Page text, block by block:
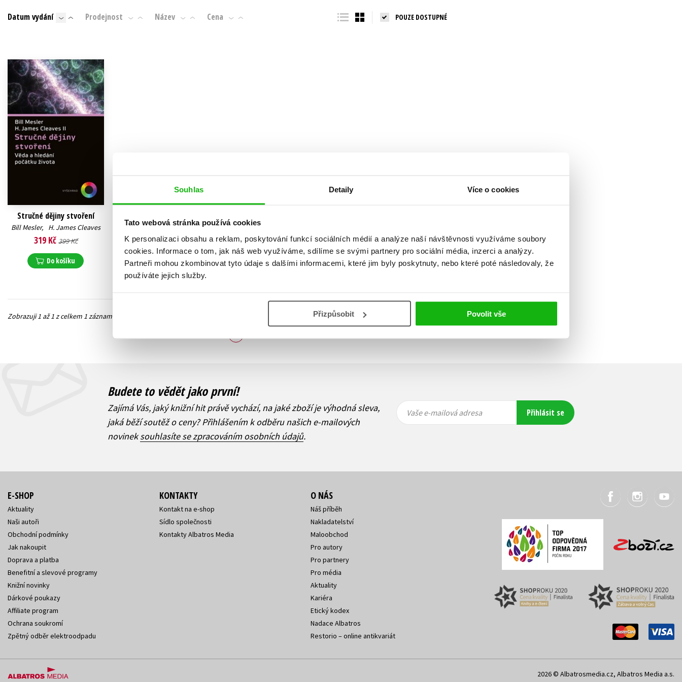
Souhlas Detaily Více o cookies
Tato webová stránka používá cookies
K personalizaci obsahu a reklam, poskytování funkcí sociálních médií a analýze naší návštěvnosti využíváme soubory
cookies. Informace o tom, jak náš web využíváme, sdílíme se svými partnery pro sociální média, inzerci a analýzy.
Partneři mohou zkombinovat tyto údaje s dalšími informacemi, které jim byly poskytnuty, nebo které poté následovaly, že
používáte jejich služby.
Přizpůsobit Povolit vše
Beletrie pro děti
Byznys a ekonomie
Jazyky
Populárně - naučné pro děti
Young adult (SK)
Datum vydání Prodejnost Název Cena POUZE DOSTUPNÉ
Stručné dějiny stvoření
Bill Mesler, H. James Cleaves
319 Kč 399 Kč
Do košíku
Zobraz záznamů
Zobrazuji 1 až 1 z celkem 1 záznamů
Budete to vědět jako první!
Zajímá Vás, jaký knižní hit právě vychází, na jaké zboží je výhodná sleva,
jaká běží soutěž o ceny? Přihlášením k odběru našich e-mailových
novineksouhlasíte se zpracováním osobních údajů.
Vaše e-
mailová
Vaše e-
mailová
Vaše e-mailová adresa Přihlásit se
E-SHOP
Aktuality
Naši autoři
Obchodní podmínky
Jak nakoupit
Doprava a platba
Benefitní a slevové programy
Knižní novinky
Dárkové poukazy
Affiliate program
Ochrana soukromí
Zpětný odběr elektroodpadu
KONTAKTY
Kontakt na e-shop
Sídlo společnosti
Kontakty Albatros Media
O NÁS
Náš příběh
Nakladatelství
Maloobchod
Pro autory
Pro partnery
Pro média
Aktuality
Kariéra
Etický kodex
Nadace Albatros
Restorio – online antikvariát
2026 © Albatrosmedia.cz, Albatros Media a.s.